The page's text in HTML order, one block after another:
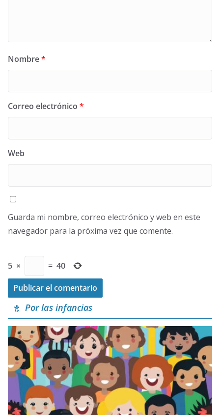
Nombre*
Correo electrónico *
Web
Guarda mi nombre, correo electrónico y web en este
navegador para la próxima vez que comente.
5 × = 40
Por las infancias